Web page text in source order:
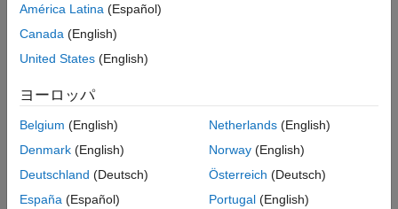
バージョン履歴
参考
munlockを使用してロックを解除しない限り、
メモリから削除することはできません。
munlockは現在実行中のファイルのロックを解除します。この構
文は MATLAB コード ファイル内でのみ使用します。
例
すべて折りたたむ
América Latina (Español)
Canada (English)
United States (English)
ヨーロッパ
Belgium (English)
Denmark (English)
Deutschland (Deutsch)
España (Español)
Netherlands(English)
Norway(English)
Österreich (Deutsch)
Portugal(English)